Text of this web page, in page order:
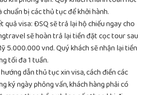
bị các thủ tục để khởi hành.
quả visa: ĐSQ sẽ trả lại hộ chiếu ngay cho
sẽ hoàn trả lại tiền đặt cọc tour sau
5.000.000 vnd. Quý khách sẽ nhận lại tiền
tối đa 1 tuần.
dẫn thủ tục xin visa, cách điền các
ký ngày phỏng vấn, khách hàng phải có